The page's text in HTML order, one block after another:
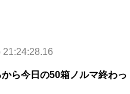
21:24:28.16
ら今日の50箱ノルマ終わっ